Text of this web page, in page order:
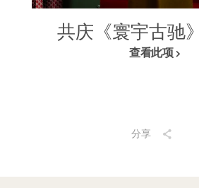
共庆《寰宇古驰
查看此项
分享